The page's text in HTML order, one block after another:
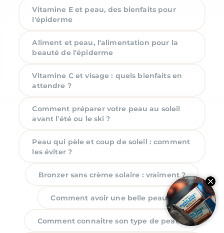
Vitamine E et peau, des bienfaits pour
l'épiderme
Aliment et peau, l'alimentation pour la
beauté de l'épiderme
Vitamine C et visage : quels bienfaits en
attendre ?
Comment préparer votre peau au soleil
avant l'été ou le ski ?
Peau qui pèle et coup de soleil : comment
les éviter ?
Bronzer sans crème solaire : vraiment ?
Comment avoir une belle peau ?
Comment connaitre son type de peau ?